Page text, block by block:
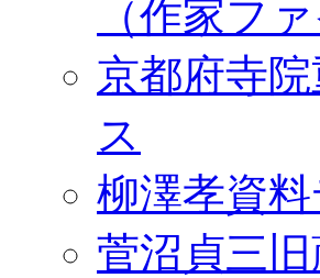
（作家ファ
京都府寺
ス
柳澤孝資
菅沼貞三